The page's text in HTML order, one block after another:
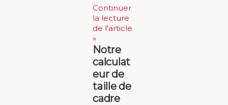
Continuer
la lecture
de l'article
»
Notre
calculat
eur de
taille de
cadre